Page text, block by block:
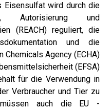
Eisensulfat wird durch die
Autorisierung und
(REACH) reguliert, die
und die
Chemicals Agency (ECHA)
(EFSA)
für die Verwendung in
Verbraucher und Tier zu
müssen auch die EU -